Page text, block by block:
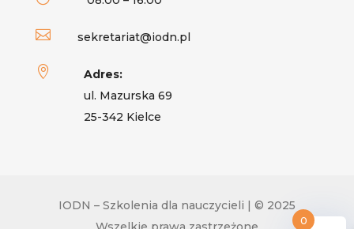
 sekretariat@iodn.pl

Adres:
ul. Mazurska 69
25-342 Kielce
IODN – Szkolenia dla nauczycieli | © 2025
0